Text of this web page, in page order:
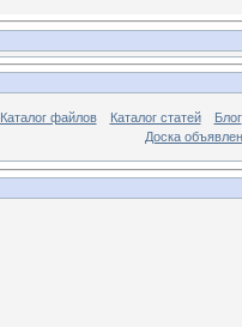
Каталог файлов Каталог статей
Блог
Доска